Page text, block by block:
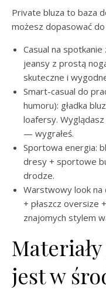
Private bluza to baza
możesz dopasować
Casual na spotkanie
jeansy z prostą
skuteczne i
Smart-casual do
humoru): gładka
loafersy.
— wygrałeś.
Sportowa energia:
dresy + sportowe
drodze.
Warstwowy look na
+ płaszcz oversize
znajomych stylem
jest w